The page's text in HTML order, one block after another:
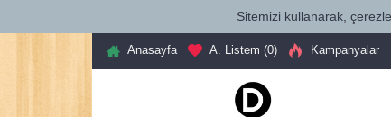
Sitemizi kullanarak,
Anasayfa A. Listem (0) Kampanyalar